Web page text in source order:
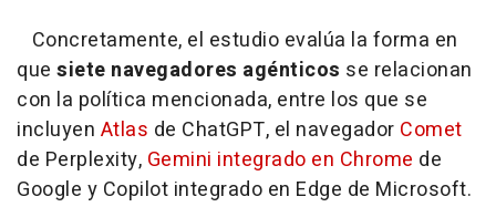
Concretamente, el estudio evalúa la forma en
que siete navegadores agénticos se relacionan
con la política mencionada, entre los que se
incluyen Atlas de ChatGPT, el navegador Comet
de Perplexity, Gemini integrado en Chrome de
Google y Copilot integrado en Edge de Microsoft.